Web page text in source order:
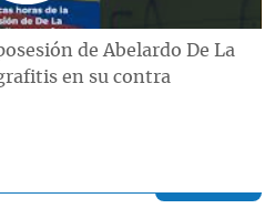
de Abelardo De La
en su contra